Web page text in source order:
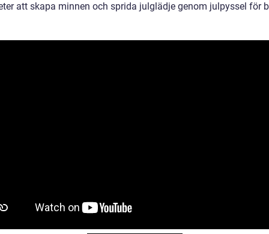
att skapa minnen och sprida julglädje genom julpyssel för